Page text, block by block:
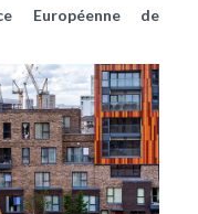
Européenne de